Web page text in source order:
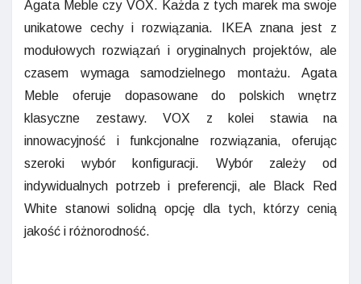
Agata Meble czy VOX. Każda z tych marek ma swoje
unikatowe cechy i rozwiązania. IKEA znana jest z
modułowych rozwiązań i oryginalnych projektów, ale
czasem wymaga samodzielnego montażu. Agata
Meble oferuje dopasowane do polskich wnętrz
klasyczne zestawy. VOX z kolei stawia na
innowacyjność i funkcjonalne rozwiązania, oferując
szeroki wybór konfiguracji. Wybór zależy od
indywidualnych potrzeb i preferencji, ale Black Red
White stanowi solidną opcję dla tych, którzy cenią
jakość i różnorodność.